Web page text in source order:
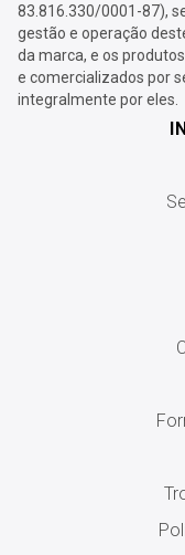
83.816.330/0001-87),
gestão e operação
da marca, e os
e comercializados por
integralmente por eles.